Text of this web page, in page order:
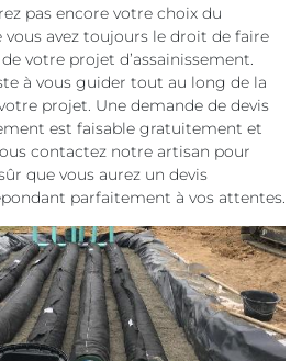
pas encore votre choix du
vous avez toujours le droit de faire
votre projet d’assainissement.
à vous guider tout au long de la
projet. Une demande de devis
est faisable gratuitement et
contactez notre artisan pour
que vous aurez un devis
parfaitement à vos attentes.